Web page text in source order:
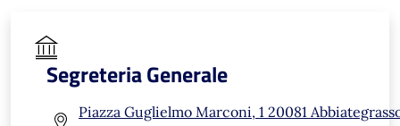
Segreteria Generale
Piazza Guglielmo Marconi, 1 20081